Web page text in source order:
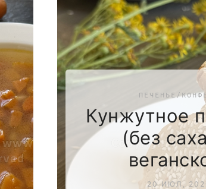
ПЕЧЕНЬЕ/
Кунжутное
(без
20 ИЮЛ,